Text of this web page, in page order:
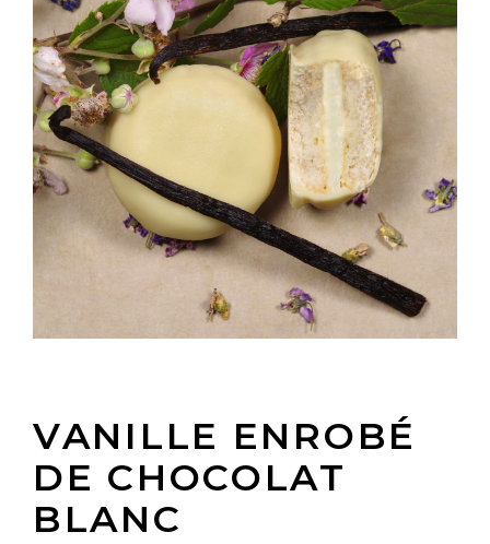
VANILLE ENROBÉ
DE CHOCOLAT
BLANC